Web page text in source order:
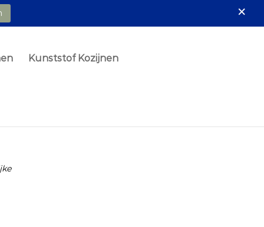
Kunststof Kozijnen
×